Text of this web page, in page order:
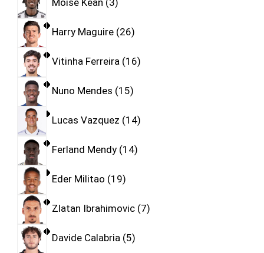
Moise Kean 3
Harry Maguire 26
Vitinha Ferreira 16
Nuno Mendes 15
Lucas Vazquez 14
Ferland Mendy 14
Eder Militao 19
Zlatan Ibrahimovic 7
Davide Calabria 5